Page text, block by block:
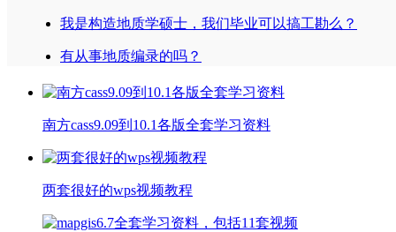
我是构造地质学硕士，我们毕业可以搞工勘么？
有从事地质编录的吗？
南方cass9.09到10.1各版全套学习资料
两套很好的wps视频教程